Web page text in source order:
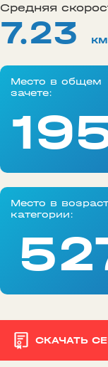
Средняя
7.23
Место в общем
зачете:
Место в
категории:
СКАЧАТЬ